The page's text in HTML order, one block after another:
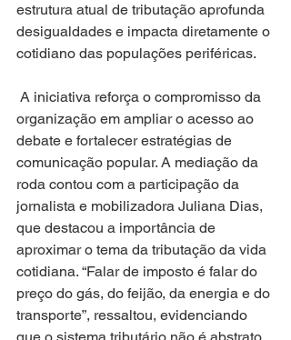
estrutura atual de tributação aprofunda
desigualdades e impacta diretamente o
cotidiano das populações periféricas.
organização em ampliar o acesso ao
debate e fortalecer estratégias de
comunicação popular. A mediação da
roda contou com a participação da
jornalista e mobilizadora Juliana Dias,
que destacou a importância de
aproximar o tema da tributação da vida
cotidiana. “Falar de imposto é falar do
preço do gás, do feijão, da energia e do
transporte”, ressaltou, evidenciando